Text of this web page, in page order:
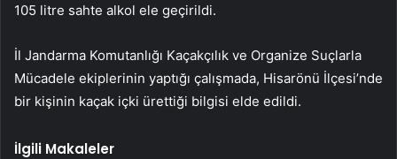
105 litre sahte alkol ele geçirildi.
İl Jandarma Komutanlığı Kaçakçılık ve Organize Suçlarla
Mücadele ekiplerinin yaptığı çalışmada, Hisarönü İlçesi’nde
bir kişinin kaçak içki ürettiği bilgisi elde edildi.
İlgili Makaleler